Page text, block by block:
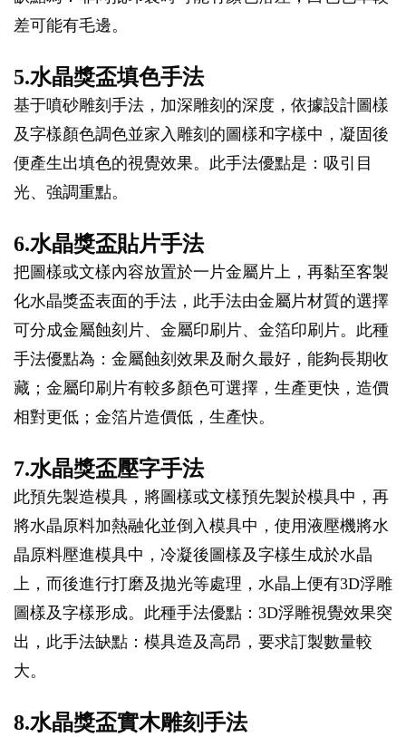
差可能有毛邊。
5.水晶獎盃填色手法
基于噴砂雕刻手法，加深雕刻的深度，依據設計圖樣
及字樣顏色調色並家入雕刻的圖樣和字樣中，凝固後
便產生出填色的視覺效果。此手法優點是：吸引目
光、強調重點。
6.水晶獎盃貼片手法
把圖樣或文樣內容放置於一片金屬片上，再黏至客製
化水晶獎盃表面的手法，此手法由金屬片材質的選擇
可分成金屬蝕刻片、金屬印刷片、金箔印刷片。此種
手法優點為：金屬蝕刻效果及耐久最好，能夠長期收
藏；金屬印刷片有較多顏色可選擇，生產更快，造價
相對更低；金箔片造價低，生產快。
7.水晶獎盃壓字手法
此預先製造模具，將圖樣或文樣預先製於模具中，再
將水晶原料加熱融化並倒入模具中，使用液壓機將水
晶原料壓進模具中，冷凝後圖樣及字樣生成於水晶
上，而後進行打磨及拋光等處理，水晶上便有3D浮雕
圖樣及字樣形成。此種手法優點：3D浮雕視覺效果突
出，此手法缺點：模具造及高昂，要求訂製數量較
大。
8.水晶獎盃實木雕刻手法